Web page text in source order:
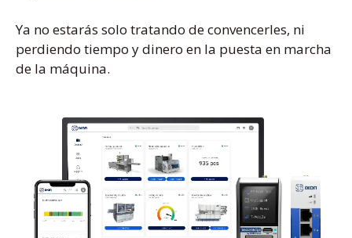
Ya no estarás solo tratando de convencerles, ni
perdiendo tiempo y dinero en la puesta en marcha
de la máquina.